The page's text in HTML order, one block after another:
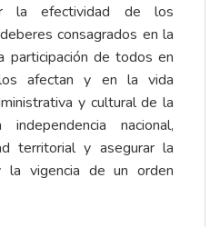
la efectividad de los
consagrados en la
participación de todos en
afectan y en la vida
y cultural de la
nacional,
territorial y asegurar la
la vigencia de un orden